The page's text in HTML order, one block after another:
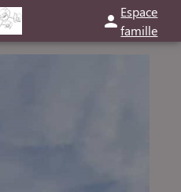
Espace
famille